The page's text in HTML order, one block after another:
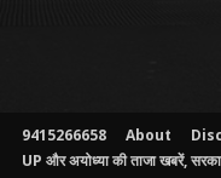
9415266658 About
UP और अयोध्या की ताजा खबरें,